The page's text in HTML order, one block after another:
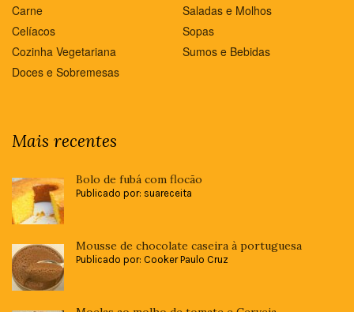
Carne
Celíacos
Cozinha Vegetariana
Doces e Sobremesas
Saladas e Molhos
Sopas
Sumos e Bebidas
Mais recentes
Bolo de fubá com flocão
Publicado por: suareceita
Mousse de chocolate caseira à portuguesa
Publicado por: Cooker Paulo Cruz